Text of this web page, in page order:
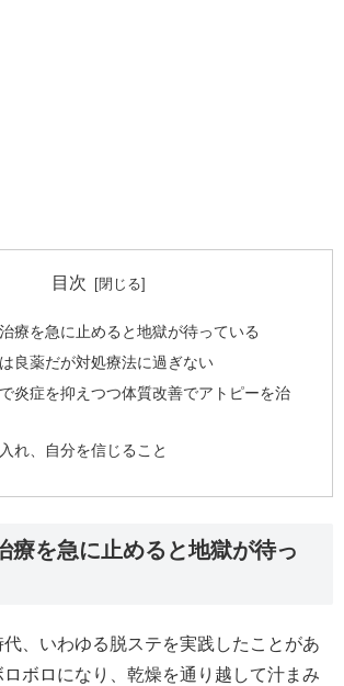
目次
療を急に止めると地獄が待っている
良薬だが対処療法に過ぎない
炎症を抑えつつ体質改善でアトピーを治
れ、自分を信じること
療を急に止めると地獄が待っ
、いわゆる脱ステを実践したことがあ
ロボロになり、乾燥を通り越して汁まみ